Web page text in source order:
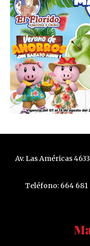
Av. Las Américas
Teléfono: 664 681